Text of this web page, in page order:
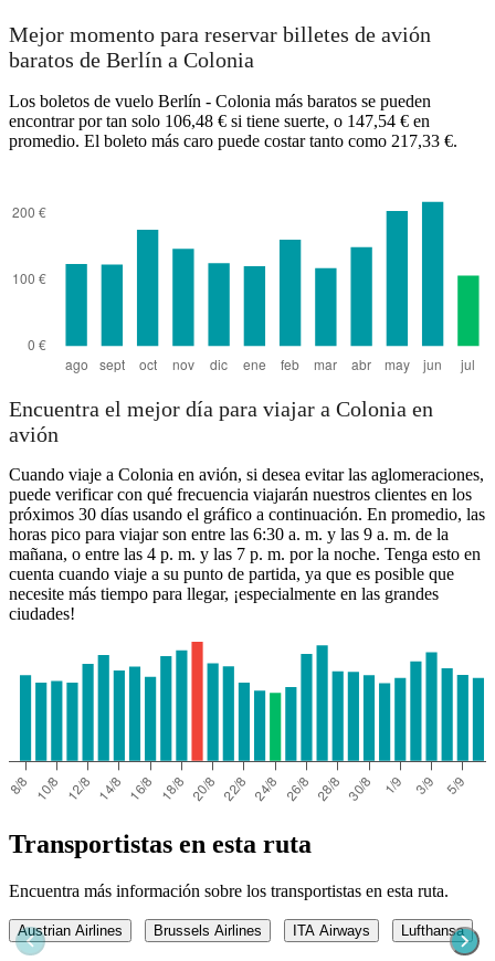
Mejor momento para reservar billetes de avión
baratos de Berlín a Colonia
Los boletos de vuelo Berlín - Colonia más baratos se pueden
encontrar por tan solo 106,48 € si tiene suerte, o 147,54 € en
promedio. El boleto más caro puede costar tanto como 217,33 €.
Encuentra el mejor día para viajar a Colonia en
avión
Cuando viaje a Colonia en avión, si desea evitar las aglomeraciones,
puede verificar con qué frecuencia viajarán nuestros clientes en los
próximos 30 días usando el gráfico a continuación. En promedio, las
horas pico para viajar son entre las 6:30 a. m. y las 9 a. m. de la
mañana, o entre las 4 p. m. y las 7 p. m. por la noche. Tenga esto en
cuenta cuando viaje a su punto de partida, ya que es posible que
necesite más tiempo para llegar, ¡especialmente en las grandes
ciudades!
Transportistas en esta ruta
Encuentra más información sobre los transportistas en esta ruta.
Austrian Airlines Brussels Airlines ITA Airways Lufthansa